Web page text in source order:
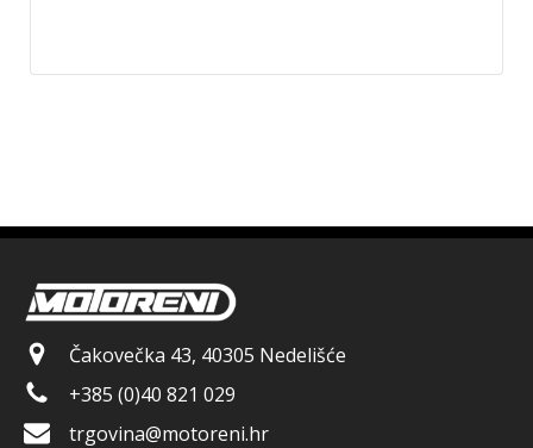
Čakovečka 43, 40305 Nedelišće
+385 (0)40 821 029
trgovina@motoreni.hr